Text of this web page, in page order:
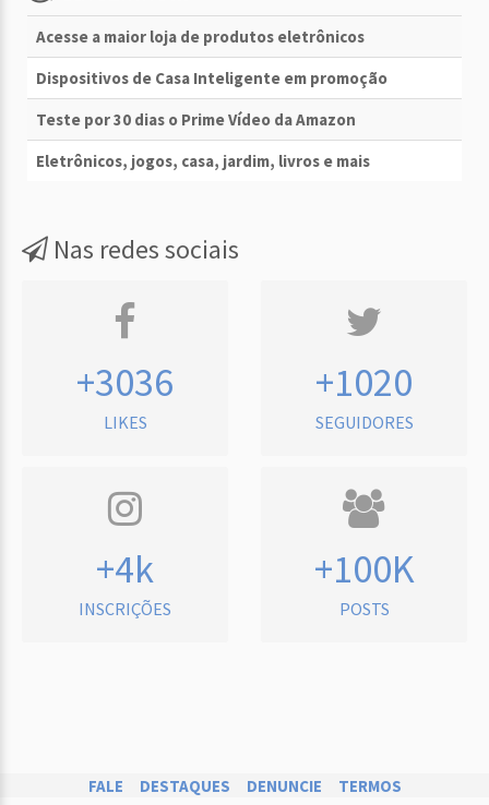
Acesse a maior loja de produtos eletrônicos
Dispositivos de Casa Inteligente em promoção
Teste por 30 dias o Prime Vídeo da Amazon
Eletrônicos, jogos, casa, jardim, livros e mais
Nas redes sociais
+3036
LIKES
+1020
SEGUIDORES
+4k
INSCRIÇÕES
+100K
POSTS
FALE DESTAQUES DENUNCIE TERMOS